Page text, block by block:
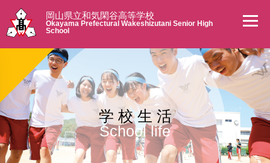
岡山県立和気閑谷高等学校
Okayama Prefectural Wakeshizutani Senior High
School
学 校 生 活
School life